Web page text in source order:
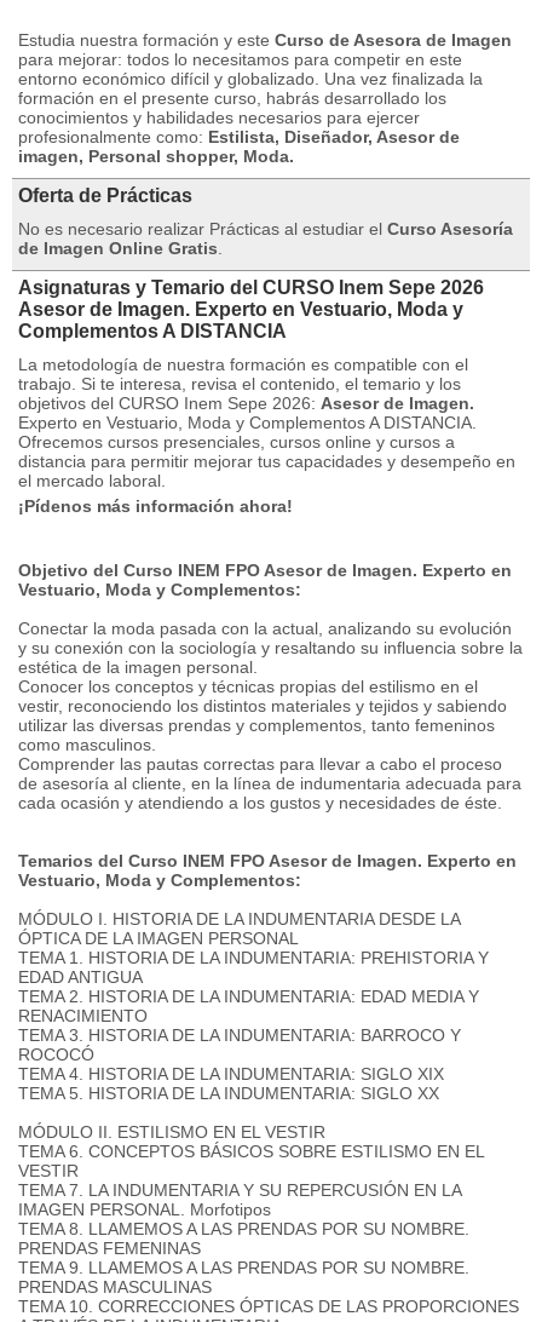
Estudia nuestra formación y este Curso de Asesora de Imagen
para mejorar: todos lo necesitamos para competir en este
entorno económico difícil y globalizado. Una vez finalizada la
formación en el presente curso, habrás desarrollado los
conocimientos y habilidades necesarios para ejercer
profesionalmente como: Estilista, Diseñador, Asesor de
imagen, Personal shopper, Moda.
Oferta de Prácticas
No es necesario realizar Prácticas al estudiar el Curso Asesoría
de Imagen Online Gratis
Asignaturas y Temario del CURSO Inem Sepe 2026
Asesor de Imagen. Experto en Vestuario, Moda y
Complementos A DISTANCIA
La metodología de nuestra formación es compatible con el
trabajo. Si te interesa, revisa el contenido, el temario y los
objetivos del CURSO Inem Sepe 2026: Asesor de Imagen.
Experto en Vestuario, Moda y Complementos A DISTANCIA.
Ofrecemos cursos presenciales, cursos online y cursos a
distancia para permitir mejorar tus capacidades y desempeño en
el mercado laboral.
¡Pídenos más información ahora!
Objetivo del Curso INEM FPO Asesor de Imagen. Experto en
Vestuario, Moda y Complementos:
Conectar la moda pasada con la actual, analizando su evolución
y su conexión con la sociología y resaltando su influencia sobre la
estética de la imagen personal.
Conocer los conceptos y técnicas propias del estilismo en el
vestir, reconociendo los distintos materiales y tejidos y sabiendo
utilizar las diversas prendas y complementos, tanto femeninos
como masculinos.
Comprender las pautas correctas para llevar a cabo el proceso
de asesoría al cliente, en la línea de indumentaria adecuada para
cada ocasión y atendiendo a los gustos y necesidades de éste.
Temarios del Curso INEM FPO Asesor de Imagen. Experto en
Vestuario, Moda y Complementos:
MÓDULO I. HISTORIA DE LA INDUMENTARIA DESDE LA
ÓPTICA DE LA IMAGEN PERSONAL
TEMA 1. HISTORIA DE LA INDUMENTARIA: PREHISTORIA Y
EDAD ANTIGUA
TEMA 2. HISTORIA DE LA INDUMENTARIA: EDAD MEDIA Y
RENACIMIENTO
TEMA 3. HISTORIA DE LA INDUMENTARIA: BARROCO Y
ROCOCÓ
TEMA 4. HISTORIA DE LA INDUMENTARIA: SIGLO XIX
TEMA 5. HISTORIA DE LA INDUMENTARIA: SIGLO XX
MÓDULO II. ESTILISMO EN EL VESTIR
TEMA 6. CONCEPTOS BÁSICOS SOBRE ESTILISMO EN EL
VESTIR
TEMA 7. LA INDUMENTARIA Y SU REPERCUSIÓN EN LA
IMAGEN PERSONAL. Morfotipos
TEMA 8. LLAMEMOS A LAS PRENDAS POR SU NOMBRE.
PRENDAS FEMENINAS
TEMA 9. LLAMEMOS A LAS PRENDAS POR SU NOMBRE.
PRENDAS MASCULINAS
TEMA 10. CORRECCIONES ÓPTICAS DE LAS PROPORCIONES